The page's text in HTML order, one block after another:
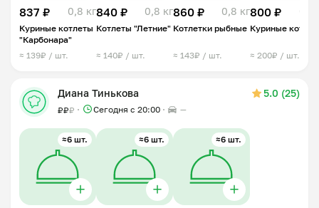
837 ₽ 0,8 кг
Куриные котлеты
"Карбонара"
≈ 139₽ / шт.
840 ₽ 0,8 кг
Котлеты "Летние"
≈ 140₽ / шт.
860 ₽ 0,8 кг
Котлетки рыбные
≈ 143₽ / шт.
800 ₽
Куриные
≈ 200₽ / шт.
Диана Тинькова 5.0 (25)
₽₽₽ Сегодня с 20:00 —
≈6 шт. ≈6 шт. ≈6 шт.